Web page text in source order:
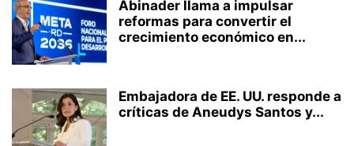
Abinader llama a impulsar
reformas para convertir el
crecimiento económico en...
Embajadora de EE. UU. responde a
críticas de Aneudys Santos y...